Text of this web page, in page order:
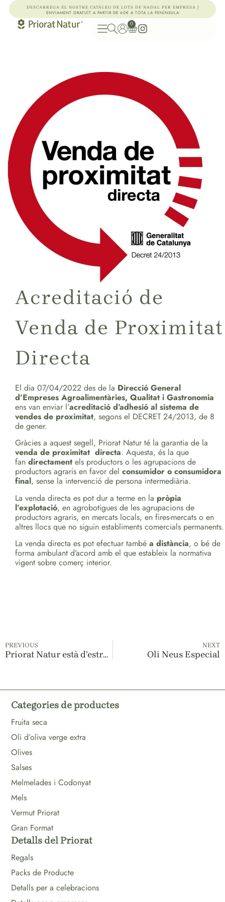
DESCARREGA EL NOSTRE CATÀLEG DE LOTS DE NADAL PER EMPRESA |
ENVIAMENT GRATUÏT A PARTIR DE 60€ A TOTA LA PENÍNSULA
0
Acreditació de
Venda de Proximitat
Directa
El dia 07/04/2022 des de la Direcció General
d’Empreses Agroalimentàries, Qualitat i Gastronomia
ens van enviar l’acreditació d’adhesió al sistema de
vendes de proximitat, segons el DECRET 24/2013, de 8
de gener.
Gràcies a aquest segell, Priorat Natur té la garantia de la
venda de proximitat directa. Aquesta, és la que
fan directament els productors o les agrupacions de
productors agraris en favor del consumidor o consumidora
final, sense la intervenció de persona intermediària.
La venda directa es pot dur a terme en la pròpia
l’explotació, en agrobotigues de les agrupacions de
productors agraris, en mercats locals, en fires-mercats o en
altres llocs que no siguin establiments comercials permanents.
La venda directa es pot efectuar també a distància, o bé de
forma ambulant d’acord amb el que estableix la normativa
vigent sobre comerç interior.
PREVIOUS
Priorat Natur està d’estrena!
NEXT
Oli Neus Especial
Categories de productes
Fruita seca
Oli d’oliva verge extra
Olives
Salses
Melmelades i Codonyat
Mels
Vermut Priorat
Gran Format
Detalls del Priorat
Regals
Packs de Producte
Detalls per a celebracions